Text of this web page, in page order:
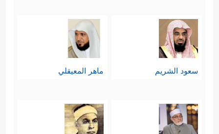
سعود الشريم ماهر المعيقلي